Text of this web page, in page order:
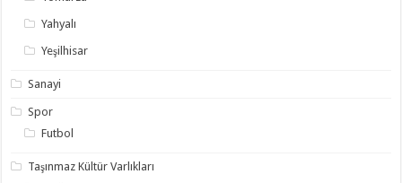
Yahyalı
Yeşilhisar
Sanayi
Spor
Futbol
Taşınmaz Kültür Varlıkları